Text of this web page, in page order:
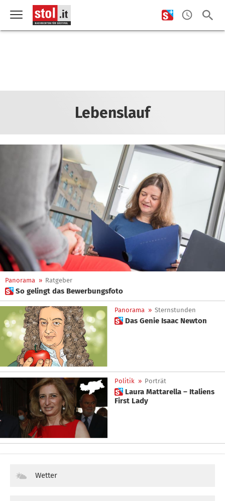
Lebenslauf
Panorama » Ratgeber
 So gelingt das Bewerbungsfoto
Panorama » Sternstunden
 Das Genie Isaac Newton
Politik » Porträt
 Laura Mattarella – Italiens
First Lady
Wetter